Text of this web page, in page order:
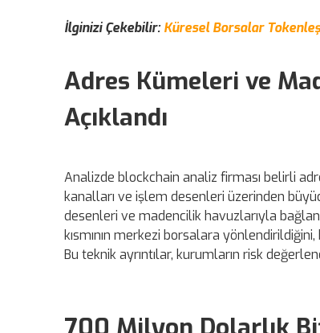
İlginizi Çekebilir:Küresel Borsalar
Adres Kümeleri ve
Açıklandı
Analizde blockchain analiz firması belirli
kanalları ve işlem desenleri üzerinden
desenleri ve madencilik havuzlarıyla
kısmının merkezi borsalara
Bu teknik ayrıntılar, kurumların risk